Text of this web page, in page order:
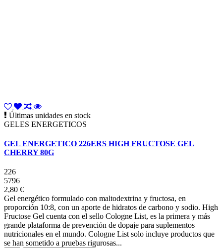
Últimas unidades en stock
GELES ENERGETICOS
GEL ENERGETICO 226ERS HIGH FRUCTOSE GEL
CHERRY 80G
226
5796
2,80 €
Gel energético formulado con maltodextrina y fructosa, en
proporción 10:8, con un aporte de hidratos de carbono y sodio. High
Fructose Gel cuenta con el sello Cologne List, es la primera y más
grande plataforma de prevención de dopaje para suplementos
nutricionales en el mundo. Cologne List solo incluye productos que
se han sometido a pruebas rigurosas...